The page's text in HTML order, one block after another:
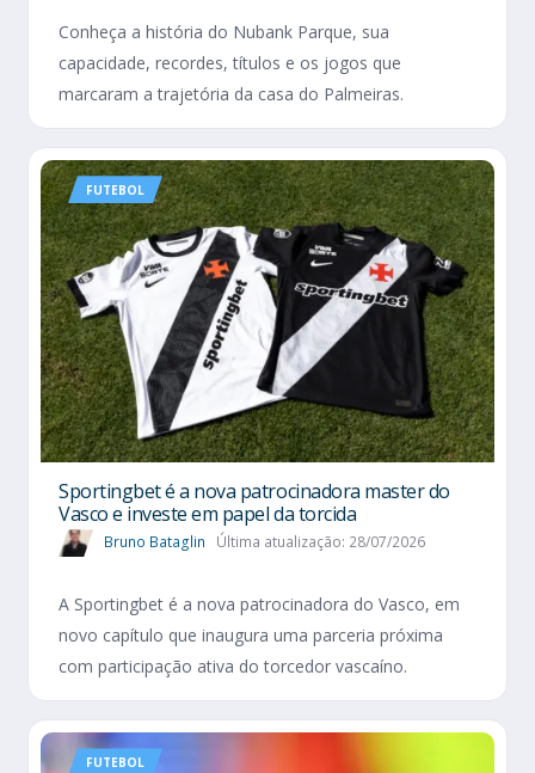
Conheça a história do Nubank Parque, sua
capacidade, recordes, títulos e os jogos que
marcaram a trajetória da casa do Palmeiras.
FUTEBOL
Sportingbet é a nova patrocinadora master do
Vasco e investe em papel da torcida
Bruno Bataglin Última atualização: 28/07/2026
A Sportingbet é a nova patrocinadora do Vasco, em
novo capítulo que inaugura uma parceria próxima
com participação ativa do torcedor vascaíno.
FUTEBOL